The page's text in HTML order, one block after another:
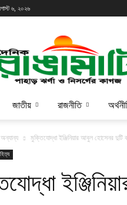
৬, ২০২৬
জাতীয় রাজনীতি
অন্যান্য মুক্তিযোদ্ধা ইঞ্জিনিয়ার আবুল হোসেনর দুটি